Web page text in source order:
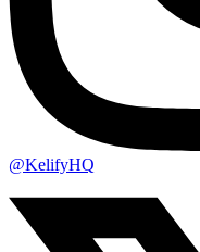
@KelifyHQ